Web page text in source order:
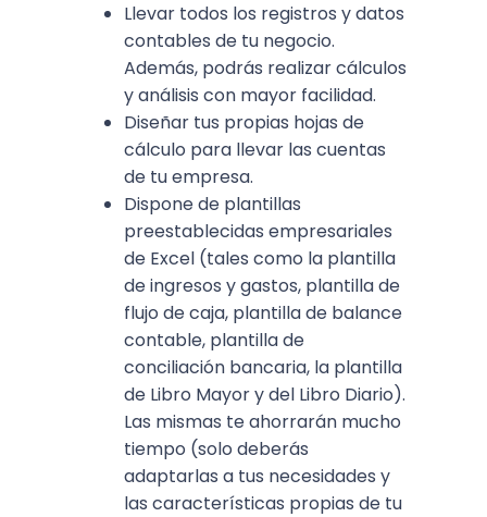
Llevar todos los registros y datos
contables de tu negocio.
Además, podrás realizar cálculos
y análisis con mayor facilidad.
Diseñar tus propias hojas de
cálculo para llevar las cuentas
de tu empresa.
Dispone de plantillas
preestablecidas empresariales
de Excel (tales como la plantilla
de ingresos y gastos, plantilla de
flujo de caja, plantilla de balance
contable, plantilla de
conciliación bancaria, la plantilla
de Libro Mayor y del Libro Diario).
Las mismas te ahorrarán mucho
tiempo (solo deberás
adaptarlas a tus necesidades y
las características propias de tu